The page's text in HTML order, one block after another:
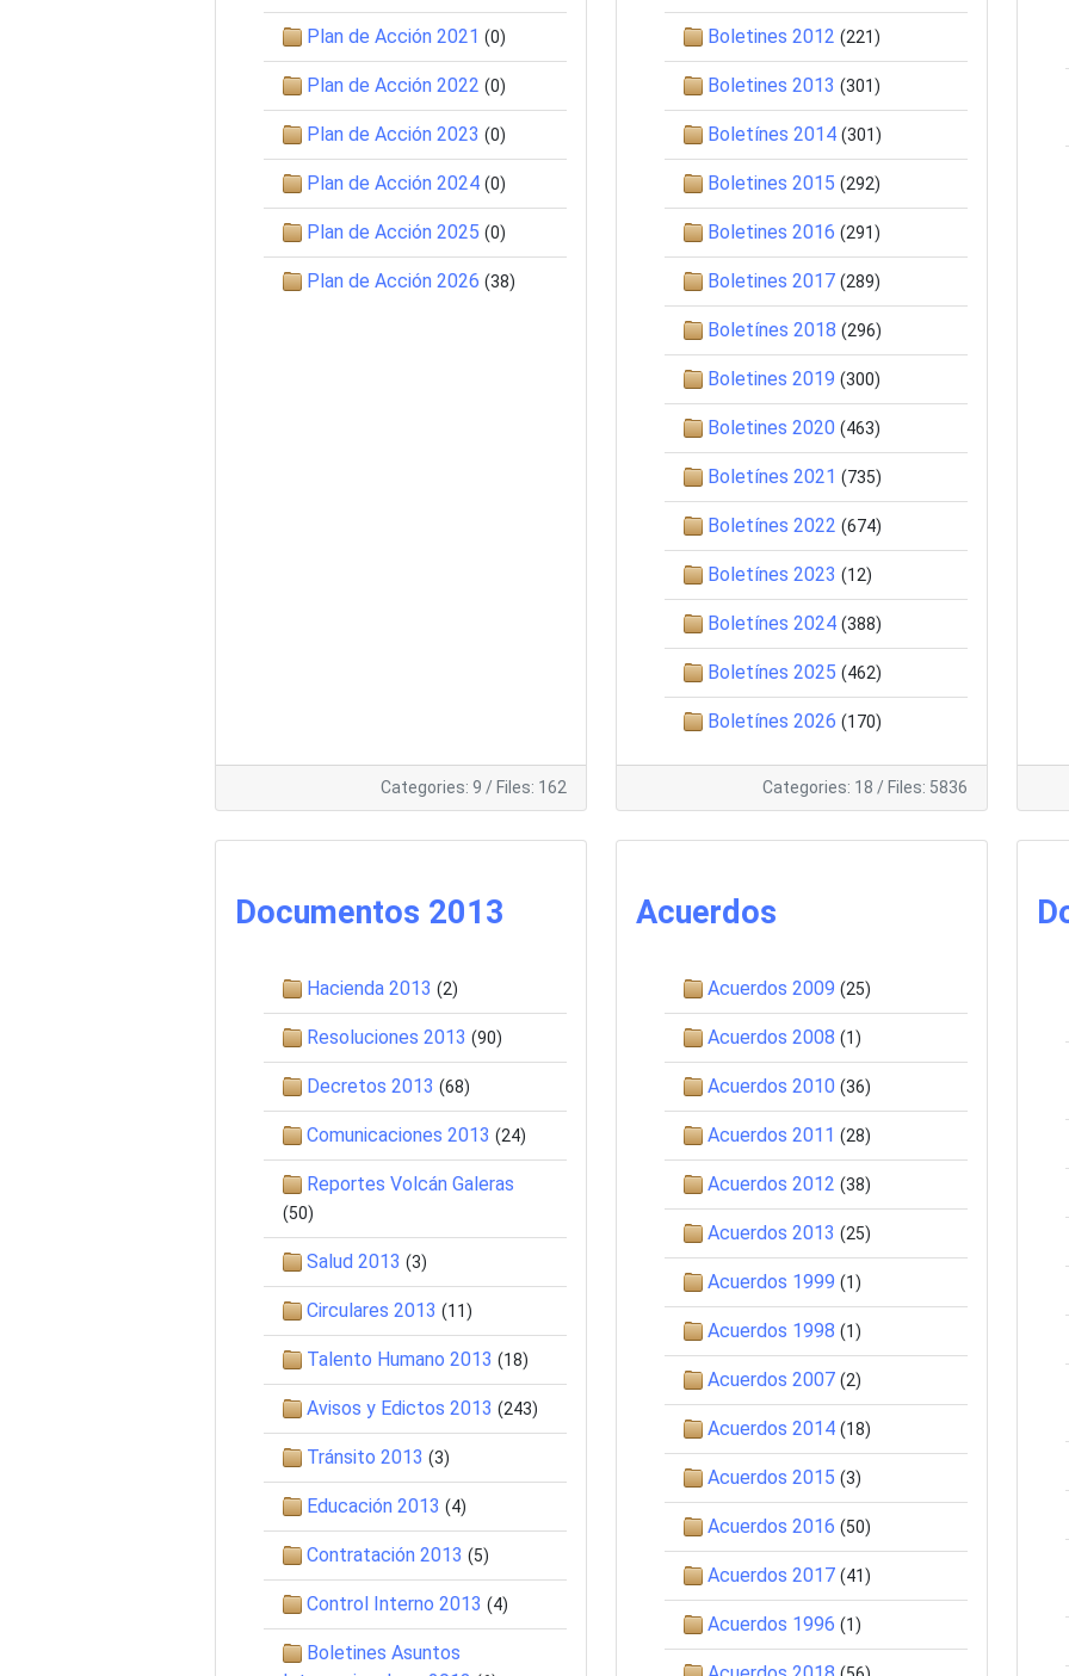
Plan de Acción 2021 (0)
Plan de Acción 2022 (0)
Plan de Acción 2023 (0)
Plan de Acción 2024 (0)
Plan de Acción 2025 (0)
Plan de Acción 2026 (38)
Categories: 9 / Files: 162
Boletines 2012 (221)
Boletines 2013 (301)
Boletínes 2014 (301)
Boletines 2015 (292)
Boletines 2016 (291)
Boletines 2017 (289)
Boletínes 2018 (296)
Boletines 2019 (300)
Boletines 2020 (463)
Boletínes 2021 (735)
Boletínes 2022 (674)
Boletínes 2023 (12)
Boletínes 2024 (388)
Boletínes 2025 (462)
Boletínes 2026 (170)
Categories: 18 / Files: 5836
Documentos 2013
Hacienda 2013 (2)
Resoluciones 2013 (90)
Decretos 2013 (68)
Comunicaciones 2013 (24)
Reportes Volcán Galeras
(50)
Salud 2013 (3)
Circulares 2013 (11)
Talento Humano 2013 (18)
Avisos y Edictos 2013 (243)
Tránsito 2013 (3)
Educación 2013 (4)
Contratación 2013 (5)
Control Interno 2013 (4)
Boletines Asuntos
Acuerdos
Acuerdos 2009 (25)
Acuerdos 2008 (1)
Acuerdos 2010 (36)
Acuerdos 2011 (28)
Acuerdos 2012 (38)
Acuerdos 2013 (25)
Acuerdos 1999 (1)
Acuerdos 1998 (1)
Acuerdos 2007 (2)
Acuerdos 2014 (18)
Acuerdos 2015 (3)
Acuerdos 2016 (50)
Acuerdos 2017 (41)
Acuerdos 1996 (1)